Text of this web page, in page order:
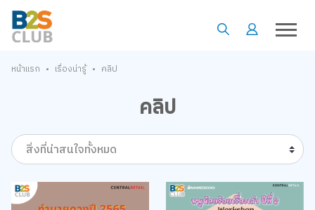
หน้าแรก • เรื่องน่ารู้ • คลิป
คลิป
สิ่งที่น่าสนใจทั้งหมด